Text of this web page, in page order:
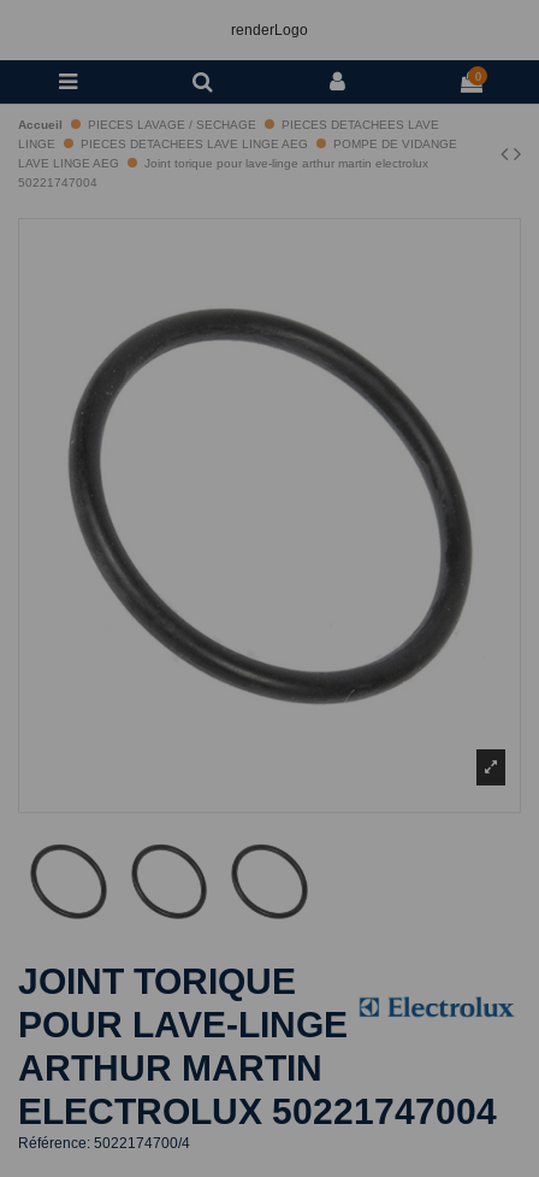
renderLogo
0
Accueil PIECES LAVAGE / SECHAGE
PIECES DETACHEES LAVE
LINGE
PIECES DETACHEES LAVE LINGE AEG
POMPE DE VIDANGE
LAVE LINGE AEG
Joint torique pour lave-linge arthur martin electrolux
50221747004
JOINT TORIQUE
POUR LAVE-LINGE
ARTHUR MARTIN
ELECTROLUX 50221747004
Référence: 5022174700/4